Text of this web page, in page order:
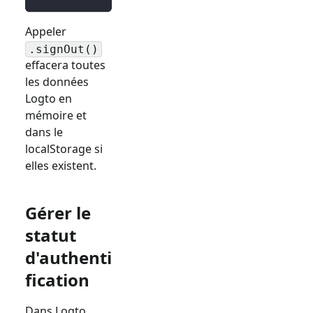
Appeler
.signOut()
effacera toutes
les données
Logto en
mémoire et
dans le
localStorage si
elles existent.
Gérer le
statut
d'authenti
fication